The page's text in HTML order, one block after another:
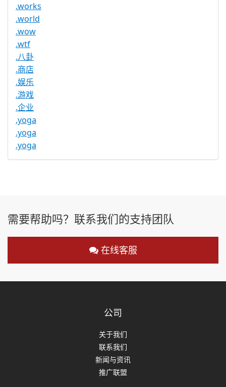
.works
.world
.wow
.wtf
.八卦
.商店
.娱乐
.游戏
.企业
.yoga
.yoga
.yoga
需要帮助吗？联系我们的支持团队
在线客服
公司
关于我们
联系我们
新闻与资讯
推广联盟